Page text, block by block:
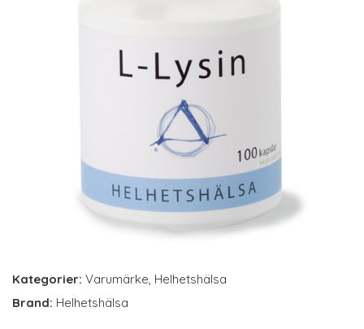
Kategorier: Varumärke, Helhetshälsa
Brand: Helhetshälsa